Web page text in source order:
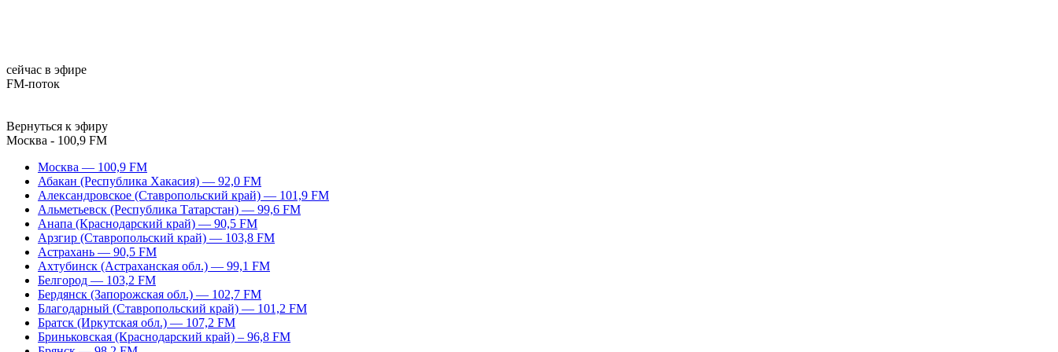
сейчас в эфире
FM-поток
Вернуться к эфиру
Москва - 100,9 FM
Москва — 100,9 FM
Абакан (Республика Хакасия) — 92,0 FM
Александровское (Ставропольский край) — 101,9 FM
Альметьевск (Республика Татарстан) — 99,6 FM
Анапа (Краснодарский край) — 90,5 FM
Арзгир (Ставропольский край) — 103,8 FM
Астрахань — 90,5 FM
Ахтубинск (Астраханская обл.) — 99,1 FM
Белгород — 103,2 FM
Бердянск (Запорожская обл.) — 102,7 FM
Благодарный (Ставропольский край) — 101,2 FM
Братск (Иркутская обл.) — 107,2 FM
Бриньковская (Краснодарский край) – 96,8 FM